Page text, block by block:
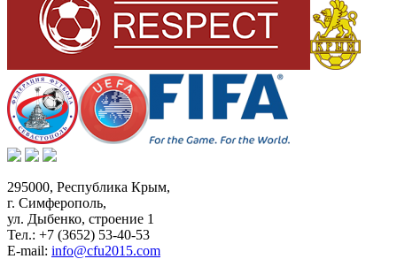
295000, Республика Крым,
г. Симферополь,
ул. Дыбенко, строение 1
Тел.: +7 (3652) 53-40-53
E-mail: info@cfu2015.com